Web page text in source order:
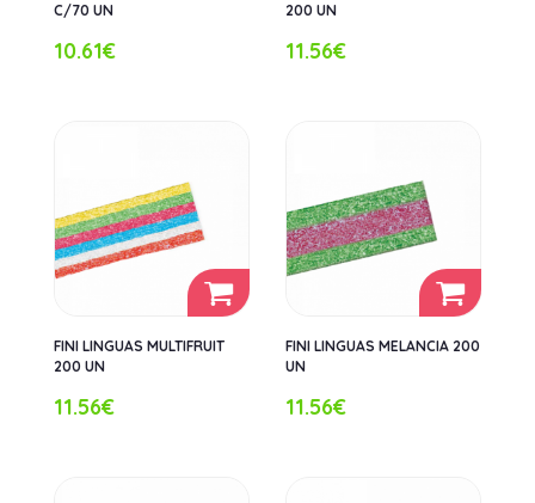
C/70 UN
10.61€
200 UN
11.56€
FINI LINGUAS MULTIFRUIT
200 UN
11.56€
FINI LINGUAS MELANCIA 200
UN
11.56€